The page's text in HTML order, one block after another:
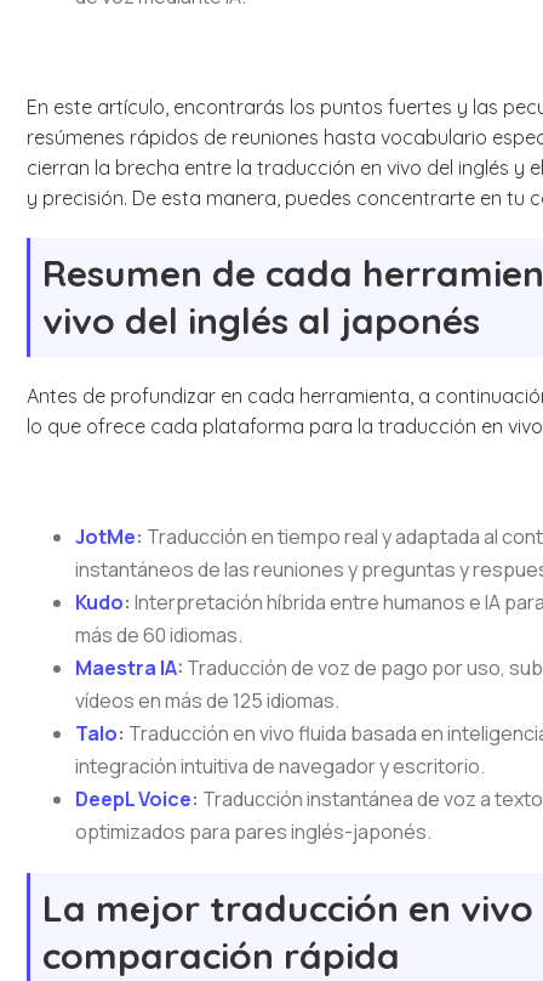
En este artículo, encontrarás los puntos fuertes y las
resúmenes rápidos de reuniones hasta vocabulario
cierran la brecha entre la traducción en vivo del inglés y
y precisión. De esta manera, puedes concentrarte en tu
Resumen de cada
vivo del inglés al japonés
Antes de profundizar en cada herramienta, a
lo que ofrece cada plataforma para la traducción en
JotMe: Traducción en tiempo real y adaptada al
instantáneos de las reuniones y preguntas y
Kudo: Interpretación híbrida entre humanos e IA
más de 60 idiomas.
Maestra IA: Traducción de voz de pago por uso,
vídeos en más de 125 idiomas.
Talo: Traducción en vivo fluida basada en
integración intuitiva de navegador y escritorio.
DeepL Voice: Traducción instantánea de voz a
optimizados para pares inglés-japonés.
La mejor traducción en
comparación rápida